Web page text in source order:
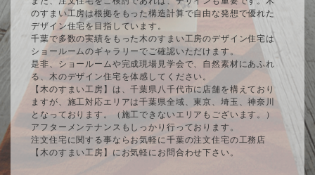
のすまい工房は根拠をもった構造計算で自由な発想で優れた
デザイン住宅を目指しています。
千葉で多数の実績をもった木のすまい工房のデザイン住宅は
ショールームのギャラリーでご確認いただけます。
是非、ショールームや完成現場見学会で、自然素材にあふれ
る、木のデザイン住宅を体感してください。
【木のすまい工房】は、千葉県八千代市に店舗を構えており
ますが、施工対応エリアは千葉県全域、東京、埼玉、神奈川
となっております。（施工できないエリアもございます。）
アフターメンテナンスもしっかり行っております。
注文住宅に関する事ならお気軽に千葉の注文住宅の工務店
【木のすまい工房】にお気軽にお問合わせ下さい。